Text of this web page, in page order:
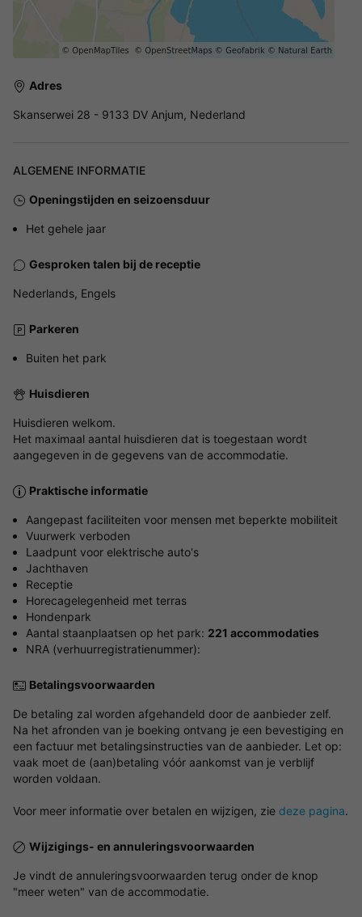
Adres
Skanserwei 28 - 9133 DV Anjum, Nederland
ALGEMENE INFORMATIE
Openingstijden en seizoensduur
Het gehele jaar
Gesproken talen bij de receptie
Nederlands, Engels
Parkeren
Buiten het park
Huisdieren
Huisdieren welkom.
Het maximaal aantal huisdieren dat is toegestaan wordt
aangegeven in de gegevens van de accommodatie.
Praktische informatie
Aangepast faciliteiten voor mensen met beperkte mobiliteit
Vuurwerk verboden
Laadpunt voor elektrische auto's
Jachthaven
Receptie
Horecagelegenheid met terras
Hondenpark
Aantal staanplaatsen op het park: 221 accommodaties
NRA (verhuurregistratienummer):
Betalingsvoorwaarden
De betaling zal worden afgehandeld door de aanbieder zelf.
Na het afronden van je boeking ontvang je een bevestiging en
een factuur met betalingsinstructies van de aanbieder. Let op:
vaak moet de (aan)betaling vóór aankomst van je verblijf
worden voldaan.
Voor meer informatie over betalen en wijzigen, zie deze pagina.
Wijzigings- en annuleringsvoorwaarden
Je vindt de annuleringsvoorwaarden terug onder de knop
"meer weten" van de accommodatie.